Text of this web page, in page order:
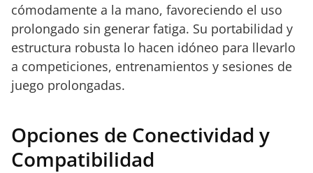
cómodamente a la mano, favoreciendo el uso
prolongado sin generar fatiga. Su portabilidad y
estructura robusta lo hacen idóneo para llevarlo
a competiciones, entrenamientos y sesiones de
juego prolongadas.
Opciones de Conectividad y
Compatibilidad